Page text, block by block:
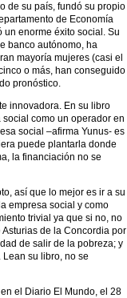
de su país, fundó su propio
de Economía
un enorme éxito social. Su
banco autónomo, ha
mayoría mujeres (casi el
o más, han conseguido
pronóstico.
innovadora. En su libro
social como un operador en
social –afirma Yunus- es
puede plantarla donde
la financiación no se
así que lo mejor es ir a su
empresa social y como
trivial ya que si no, no
de la Concordia por
de salir de la pobreza; y
su libro, no se
en el Diario El Mundo, el 28